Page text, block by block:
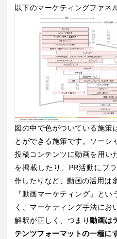
以下のマーケティングファネ
図の中で色がついている施策
とができる施策です。ソーシ
投稿コンテンツに動画を用い
を掲載したり、PR活動にブ
作したりなど、動画の活用は
『動画マーケティング』と
く、マーケティング手法にお
解釈が正しく、つまり動画は
テンツフォーマットの一種に